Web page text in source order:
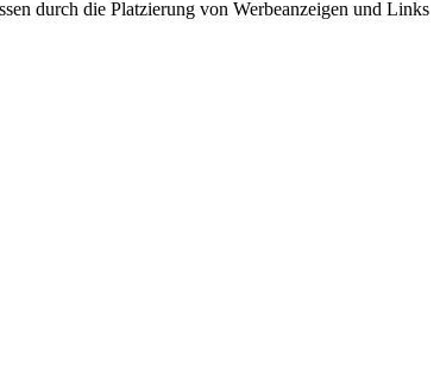
durch die Platzierung von Werbeanzeigen und Links